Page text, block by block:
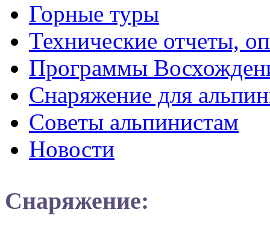
Горные туры
Технические отчеты,
Программы
Снаряжение для
Советы альпинистам
Новости
Снаряжение: